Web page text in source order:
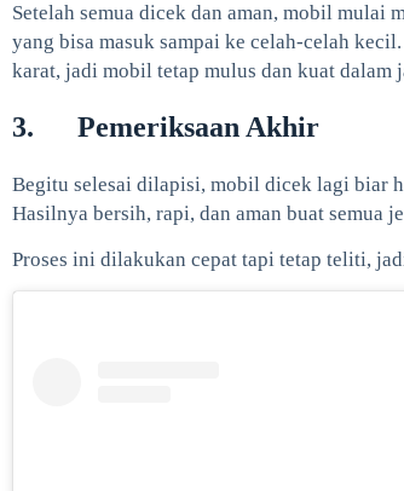
Setelah semua dicek dan aman, mobil mulai
yang bisa masuk sampai ke celah-celah
karat, jadi mobil tetap mulus dan kuat dalam
3. Pemeriksaan Akhir
Begitu selesai dilapisi, mobil dicek lagi biar
Hasilnya bersih, rapi, dan aman buat semua
Proses ini dilakukan cepat tapi tetap teliti,